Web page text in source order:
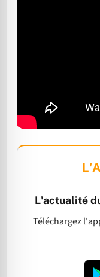
L'actualité
Téléchargez